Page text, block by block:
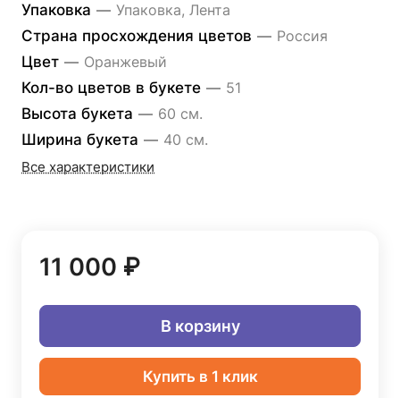
Упаковка — Упаковка, Лента
Страна просхождения цветов — Россия
Цвет — Оранжевый
Кол-во цветов в букете — 51
Высота букета — 60 см.
Ширина букета — 40 см.
Все характеристики
11 000 ₽
В корзину
Купить в 1 клик